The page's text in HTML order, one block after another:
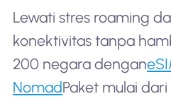
Lewati stres roaming
konektivitas tanpa
200 negara dengan
NomadPaket mulai dari